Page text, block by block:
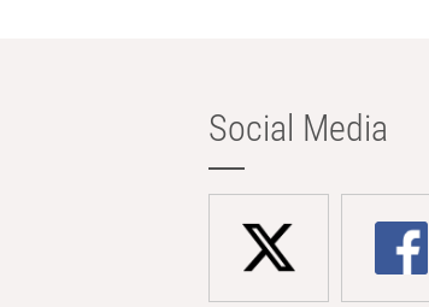
Social Media